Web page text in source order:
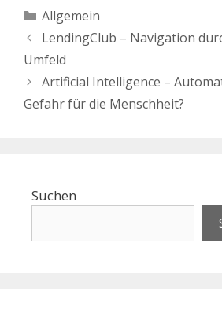
Kategorien
Allgemein
LendingClub – Navigation
Umfeld
Artificial Intelligence –
Gefahr für die Menschheit?
Suchen